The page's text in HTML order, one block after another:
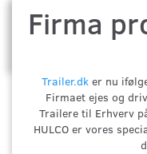
Firma
Trailer.dker nu
Firmaet ejes og
Trailere til Erhverv
HULCO er vores